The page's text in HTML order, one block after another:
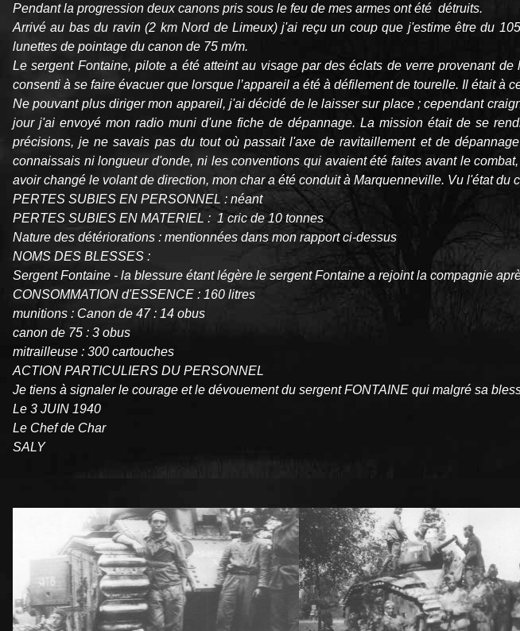
Pendant la progression deux canons pris sous le feu de mes armes ont été détruits.
Arrivé au bas du ravin (2 km Nord de Limeux) j'ai reçu un coup que j'estime être du
lunettes de pointage du canon de 75 m/m.
Le sergent Fontaine, pilote a été atteint au visage par des éclats de verre provenant
consenti à se faire évacuer que lorsque l’appareil a été à défilement de tourelle. Il était à
Ne pouvant plus diriger mon appareil, j'ai décidé de le laisser sur place ; cependant
jour j'ai envoyé mon radio muni d'une fiche de dépannage. La mission était de se
précisions, je ne savais pas du tout où passait l'axe de ravitaillement et de
connaissais ni longueur d'onde, ni les conventions qui avaient été faites avant le
avoir changé le volant de direction, mon char a été conduit à Marquenneville. Vu l'état du
PERTES SUBIES EN PERSONNEL : néant
PERTES SUBIES EN MATERIEL : 1 cric de 10 tonnes
Nature des détériorations : mentionnées dans mon rapport ci-dessus
NOMS DES BLESSES :
Sergent Fontaine - la blessure étant légère le sergent Fontaine a rejoint la compagnie
CONSOMMATION d'ESSENCE : 160 litres
munitions : Canon de 47 : 14 obus
canon de 75 : 3 obus
mitrailleuse : 300 cartouches
ACTION PARTICULIERS DU PERSONNEL
Je tiens à signaler le courage et le dévouement du sergent FONTAINE qui malgré sa
Le 3 JUIN 1940
Le Chef de Char
SALY